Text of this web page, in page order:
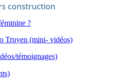
construction
?
Truyen (mini- vidéos)
témoignages)